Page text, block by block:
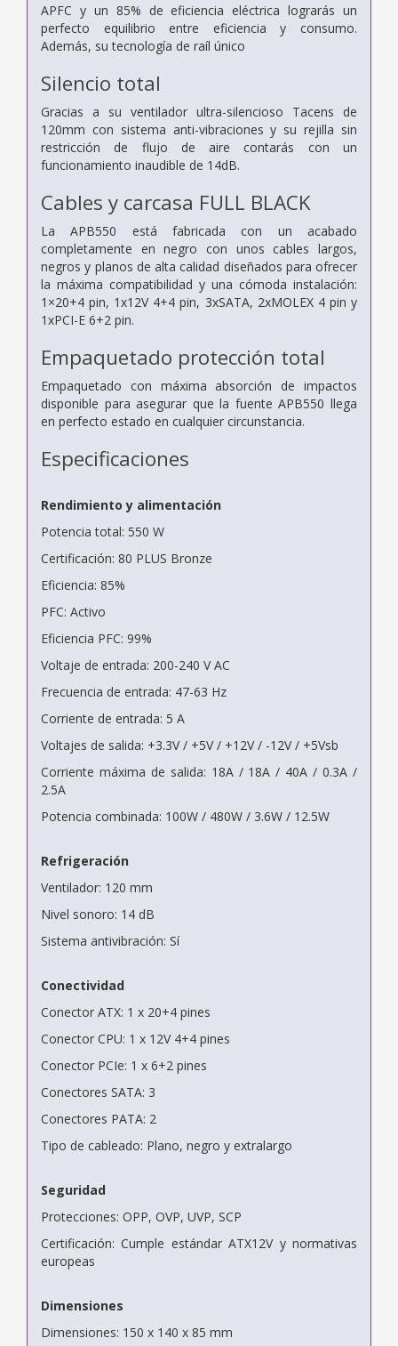
APFC y un 85% de eficiencia eléctrica lograrás un
perfecto equilibrio entre eficiencia y consumo.
Además, su tecnología de raíl único
Silencio total
Gracias a su ventilador ultra-silencioso Tacens de
120mm con sistema anti-vibraciones y su rejilla sin
restricción de flujo de aire contarás con un
funcionamiento inaudible de 14dB.
Cables y carcasa FULL BLACK
La APB550 está fabricada con un acabado
completamente en negro con unos cables largos,
negros y planos de alta calidad diseñados para ofrecer
la máxima compatibilidad y una cómoda instalación:
1×20+4 pin, 1x12V 4+4 pin, 3xSATA, 2xMOLEX 4 pin y
1xPCI-E 6+2 pin.
Empaquetado protección total
Empaquetado con máxima absorción de impactos
disponible para asegurar que la fuente APB550 llega
en perfecto estado en cualquier circunstancia.
Especificaciones
Rendimiento y alimentación
Potencia total: 550 W
Certificación: 80 PLUS Bronze
Eficiencia: 85%
PFC: Activo
Eficiencia PFC: 99%
Voltaje de entrada: 200-240 V AC
Frecuencia de entrada: 47-63 Hz
Corriente de entrada: 5 A
Voltajes de salida: +3.3V / +5V / +12V / -12V / +5Vsb
Corriente máxima de salida: 18A / 18A / 40A / 0.3A /
2.5A
Potencia combinada: 100W / 480W / 3.6W / 12.5W
Refrigeración
Ventilador: 120 mm
Nivel sonoro: 14 dB
Sistema antivibración: Sí
Conectividad
Conector ATX: 1 x 20+4 pines
Conector CPU: 1 x 12V 4+4 pines
Conector PCIe: 1 x 6+2 pines
Conectores SATA: 3
Conectores PATA: 2
Tipo de cableado: Plano, negro y extralargo
Seguridad
Protecciones: OPP, OVP, UVP, SCP
Certificación: Cumple estándar ATX12V y normativas
europeas
Dimensiones
Dimensiones: 150 x 140 x 85 mm